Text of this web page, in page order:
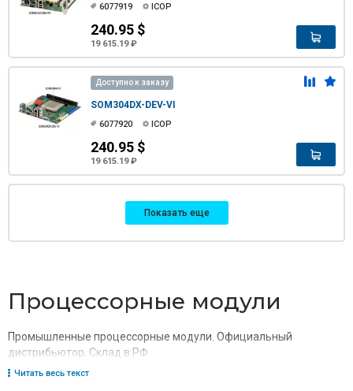
6077919 ICOP
240.95 $
19 615.19 ₽
Доступно к заказу
SOM304DX-DEV-VI
6077920 ICOP
240.95 $
19 615.19 ₽
Показать еще
Процессорные модули
Промышленные процессорные модули. Официальный
дистрибьютор. Склад в РФ
Читать весь текст